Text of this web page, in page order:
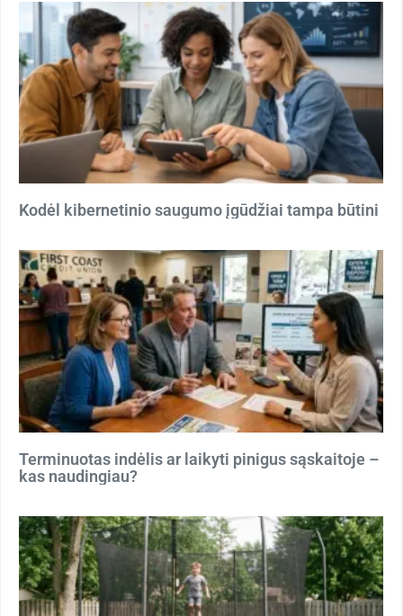
Kodėl kibernetinio saugumo įgūdžiai tampa būtini
Terminuotas indėlis ar laikyti pinigus sąskaitoje –
kas naudingiau?